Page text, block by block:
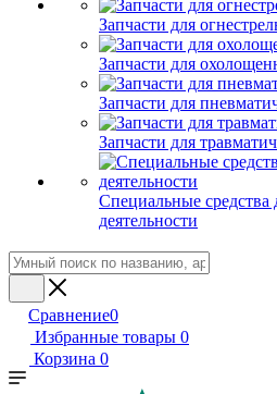
Запчасти для
Запчасти для
Запчасти для
Запчасти для
Специальные средства
деятельности
Сравнение0
Избранные товары 0
Корзина 0